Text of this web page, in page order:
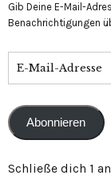
Gib Deine E-Mail-
Benachrichtigungen
Mail-
Abonnieren
Schließe dich 1